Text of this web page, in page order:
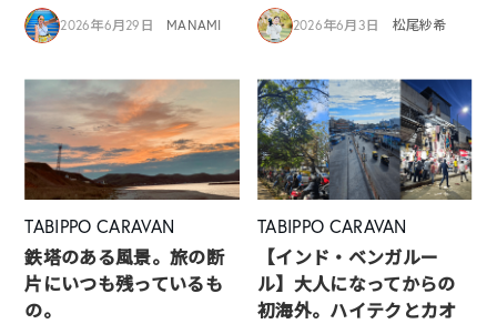
2026年6月29日 MANAMI 2026年6月3日 松尾紗希
TABIPPO CARAVAN
鉄塔のある風景。旅の断
片にいつも残っているも
の。
TABIPPO CARAVAN
【インド・ベンガルー
ル】大人になってからの
初海外。ハイテクとカオ